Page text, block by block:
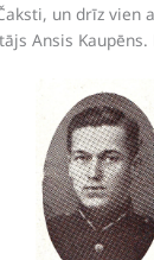
un drīz
Ansis